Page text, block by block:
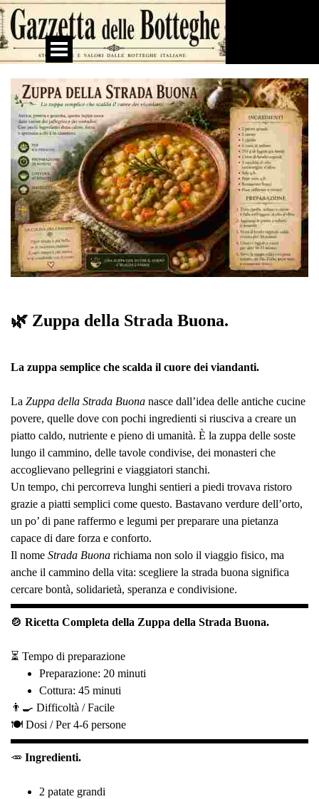
Vai ai contenuti
Salta menù
🌿 Zuppa della Strada Buona.
La zuppa semplice che scalda il cuore dei viandanti.
La Zuppa della Strada Buona nasce dall’idea delle antiche cucine
povere, quelle dove con pochi ingredienti si riusciva a creare un
piatto caldo, nutriente e pieno di umanità. È la zuppa delle soste
lungo il cammino, delle tavole condivise, dei monasteri che
accoglievano pellegrini e viaggiatori stanchi.
Un tempo, chi percorreva lunghi sentieri a piedi trovava ristoro
grazie a piatti semplici come questo. Bastavano verdure dell’orto,
un po’ di pane raffermo e legumi per preparare una pietanza
capace di dare forza e conforto.
Il nome Strada Buona richiama non solo il viaggio fisico, ma
anche il cammino della vita: scegliere la strada buona significa
cercare bontà, solidarietà, speranza e condivisione.
🍲 Ricetta Completa della Zuppa della Strada Buona.
⏳ Tempo di preparazione
Preparazione: 20 minuti
Cottura: 45 minuti
👨‍🍳 Difficoltà /Facile
🍽️ Dosi /Per 4-6 persone
🥕 Ingredienti.
2 patate grandi